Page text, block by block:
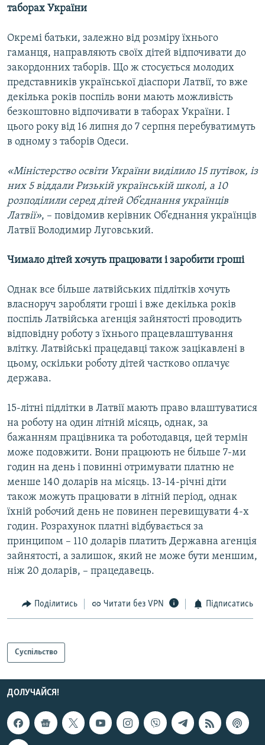
таборах України
Окремі батьки, залежно від розміру їхнього
гаманця, направляють своїх дітей відпочивати до
закордонних таборів. Що ж стосується молодих
представників української діаспори Латвії, то вже
декілька років поспіль вони мають можливість
безкоштовно відпочивати в таборах України. І
цього року від 16 липня до 7 серпня перебуватимуть
в одному з таборів Одеси.
«Міністерство освіти України виділило 15 путівок, із
них 5 віддали Ризькій українській школі, а 10
розподілили серед дітей Об’єднання українців
Латвії», – повідомив керівник Об’єднання українців
Латвії Володимир Луговський.
Чимало дітей хочуть працювати і заробити гроші
Однак все більше латвійських підлітків хочуть
власноруч заробляти гроші і вже декілька років
поспіль Латвійська агенція зайнятості проводить
відповідну роботу з їхнього працевлаштування
влітку. Латвійські працедавці також зацікавлені в
цьому, оскільки роботу дітей частково оплачує
держава.
15-літні підлітки в Латвії мають право влаштуватися
на роботу на один літній місяць, однак, за
бажанням працівника та роботодавця, цей термін
може подовжити. Вони працюють не більше 7-ми
годин на день і повинні отримувати платню не
менше 140 доларів на місяць. 13-14-річні діти
також можуть працювати в літній період, однак
їхній робочий день не повинен перевищувати 4-х
годин. Розрахунок платні відбувається за
принципом – 110 доларів платить Державна агенція
зайнятості, а залишок, який не може бути меншим,
ніж 20 доларів, – працедавець.
Поділитись Читати без VPN Підписатись
Суспільство
ДОЛУЧАЙСЯ!